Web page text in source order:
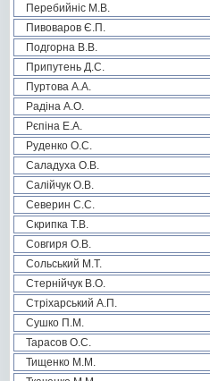
Перебийніс М.В.
Пивоваров Є.П.
Подгорна В.В.
Припутень Д.С.
Пуртова А.А.
Радіна А.О.
Рєпіна Е.А.
Руденко О.С.
Саладуха О.В.
Салійчук О.В.
Северин С.С.
Скрипка Т.В.
Совгиря О.В.
Сольський М.Т.
Стернійчук В.О.
Стріхарський А.П.
Сушко П.М.
Тарасов О.С.
Тищенко М.М.